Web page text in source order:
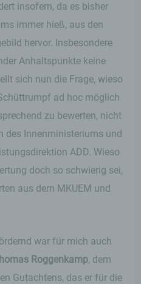
insofern, da es bisher
immer hieß, aus den
hervor. Insbesondere
Anhaltspunkte keine
sich nun die Frage, wieso
ad hoc möglich
zu bewerten, nicht
des Innenministeriums und
ADD. Wieso
doch so schwierig sei,
aus dem MKUEM und
war für mich auch
Roggenkamp, dem
Gutachtens, das er für die